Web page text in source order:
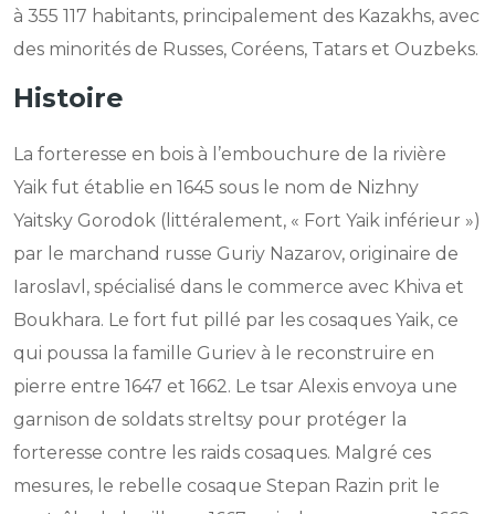
à 355 117 habitants, principalement des Kazakhs, avec
des minorités de Russes, Coréens, Tatars et Ouzbeks.
Histoire
La forteresse en bois à l’embouchure de la rivière
Yaik fut établie en 1645 sous le nom de Nizhny
Yaitsky Gorodok (littéralement, « Fort Yaik inférieur »)
par le marchand russe Guriy Nazarov, originaire de
Iaroslavl, spécialisé dans le commerce avec Khiva et
Boukhara. Le fort fut pillé par les cosaques Yaik, ce
qui poussa la famille Guriev à le reconstruire en
pierre entre 1647 et 1662. Le tsar Alexis envoya une
garnison de soldats streltsy pour protéger la
forteresse contre les raids cosaques. Malgré ces
mesures, le rebelle cosaque Stepan Razin prit le